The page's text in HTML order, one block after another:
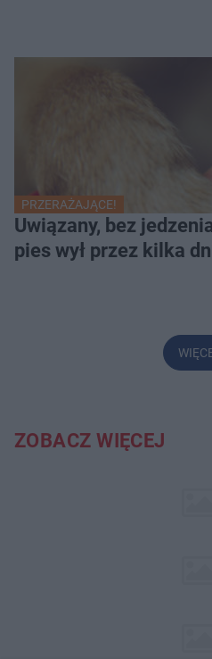
PRZERAŻAJĄCE!
Uwiązany, bez
pies wył przez kilka
ZOBACZ WIĘCEJ